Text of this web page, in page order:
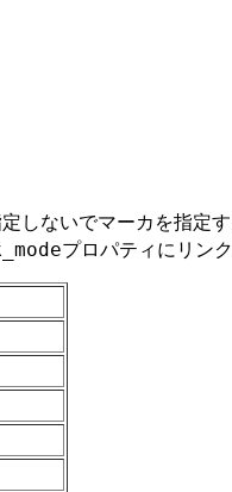
しないでマーカを指定
プロパティにリン